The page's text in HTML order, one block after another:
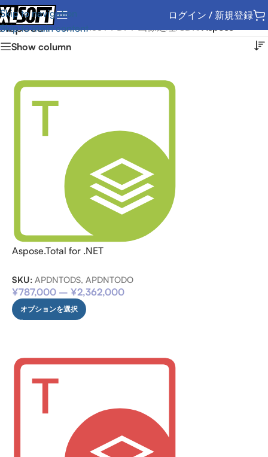
Skip to navigation
Skip to main content
ログイン / 新規登録
Asposeホーム Office / PDF / 画像処理
Show column
Aspose.Total for .NET
SKU: APDNTODS, APDNTODO
¥787,000 – ¥2,362,000
オプションを選択